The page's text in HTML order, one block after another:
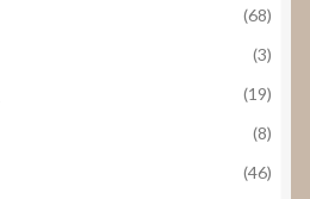
(68)
(3)
(19)
(8)
(46)